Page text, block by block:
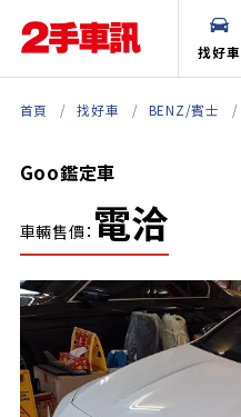
找好車
首頁 找好車 BENZ/賓士
Goo鑑定車
車輛售價： 電洽